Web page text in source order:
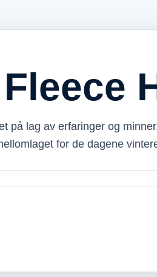
på lag av erfaringer og
for de dagene